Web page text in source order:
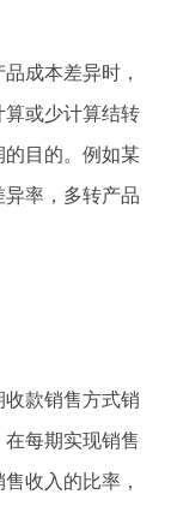
成本差异时，
或少计算结转
的目的。例如某
率，多转产品
款销售方式销
每期实现销售
收入的比率，